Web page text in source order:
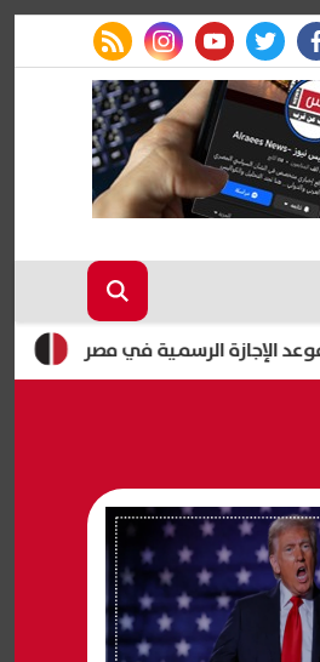
facebook
twitter
youtube
instagram
rss feed
التعليم